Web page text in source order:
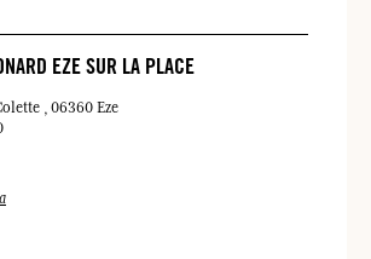
EZE SUR LA PLACE
06360 Eze